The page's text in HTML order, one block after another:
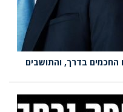
בדרך, והתושבים